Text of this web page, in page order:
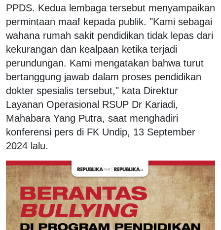
PPDS. Kedua lembaga tersebut menyampaikan
permintaan maaf kepada publik. "Kami sebagai
wahana rumah sakit pendidikan tidak lepas dari
kekurangan dan kealpaan ketika terjadi
perundungan. Kami mengatakan bahwa turut
bertanggung jawab dalam proses pendidikan
dokter spesialis tersebut," kata Direktur
Layanan Operasional RSUP Dr Kariadi,
Mahabara Yang Putra, saat menghadiri
konferensi pers di FK Undip, 13 September
2024 lalu.